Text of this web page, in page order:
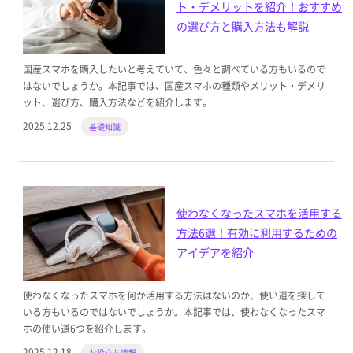
ト・デメリットを紹介！おすすめ
の選び方と購入方法も解説
国産スマホを購入したいと考えていて、色々と調べている方もいるので
はないでしょうか。本記事では、国産スマホの種類やメリット・デメリ
ット、選び方、購入方法などを紹介します。
2025.12.25
基礎知識
使わなくなったスマホを活用する
方法6選！有効に利用するための
アイデアを紹介
使わなくなったスマホを何か活用する方法はないのか、使い道を探して
いる方もいるのではないでしょうか。本記事では、使わなくなったスマ
ホの使い道6つを紹介します。